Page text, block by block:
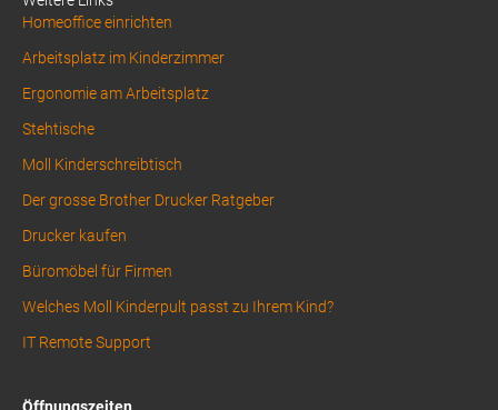
Homeoffice einrichten
Arbeitsplatz im Kinderzimmer
Ergonomie am Arbeitsplatz
Stehtische
Moll Kinderschreibtisch
Der grosse Brother Drucker Ratgeber
Drucker kaufen
Büromöbel für Firmen
Welches Moll Kinderpult passt zu Ihrem Kind?
IT Remote Support
Öffnungszeiten